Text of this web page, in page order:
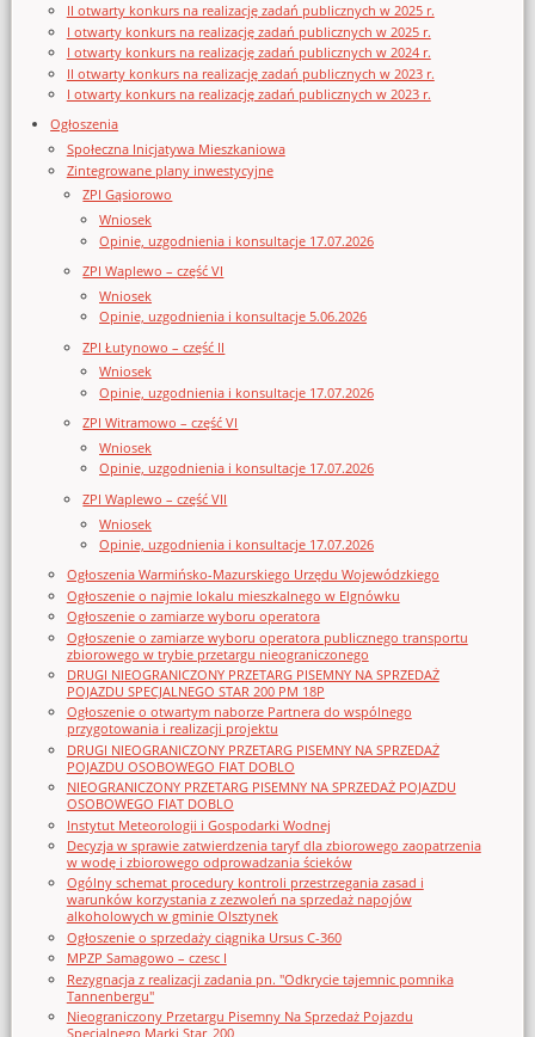
II otwarty konkurs na realizację zadań publicznych w 2025 r.
I otwarty konkurs na realizację zadań publicznych w 2025 r.
I otwarty konkurs na realizację zadań publicznych w 2024 r.
II otwarty konkurs na realizację zadań publicznych w 2023 r.
I otwarty konkurs na realizację zadań publicznych w 2023 r.
Ogłoszenia
Społeczna Inicjatywa Mieszkaniowa
Zintegrowane plany inwestycyjne
ZPI Gąsiorowo
Wniosek
Opinie, uzgodnienia i konsultacje 17.07.2026
ZPI Waplewo – część VI
Wniosek
Opinie, uzgodnienia i konsultacje 5.06.2026
ZPI Łutynowo – część II
Wniosek
Opinie, uzgodnienia i konsultacje 17.07.2026
ZPI Witramowo – część VI
Wniosek
Opinie, uzgodnienia i konsultacje 17.07.2026
ZPI Waplewo – część VII
Wniosek
Opinie, uzgodnienia i konsultacje 17.07.2026
Ogłoszenia Warmińsko-Mazurskiego Urzędu Wojewódzkiego
Ogłoszenie o najmie lokalu mieszkalnego w Elgnówku
Ogłoszenie o zamiarze wyboru operatora
Ogłoszenie o zamiarze wyboru operatora publicznego transportu
zbiorowego w trybie przetargu nieograniczonego
DRUGI NIEOGRANICZONY PRZETARG PISEMNY NA SPRZEDAŻ
POJAZDU SPECJALNEGO STAR 200 PM 18P
Ogłoszenie o otwartym naborze Partnera do wspólnego
przygotowania i realizacji projektu
DRUGI NIEOGRANICZONY PRZETARG PISEMNY NA SPRZEDAŻ
POJAZDU OSOBOWEGO FIAT DOBLO
NIEOGRANICZONY PRZETARG PISEMNY NA SPRZEDAŻ POJAZDU
OSOBOWEGO FIAT DOBLO
Instytut Meteorologii i Gospodarki Wodnej
Decyzja w sprawie zatwierdzenia taryf dla zbiorowego zaopatrzenia
w wodę i zbiorowego odprowadzania ścieków
Ogólny schemat procedury kontroli przestrzegania zasad i
warunków korzystania z zezwoleń na sprzedaż napojów
alkoholowych w gminie Olsztynek
Ogłoszenie o sprzedaży ciągnika Ursus C-360
MPZP Samagowo – czesc I
Rezygnacja z realizacji zadania pn. "Odkrycie tajemnic pomnika
Tannenbergu"
Nieograniczony Przetargu Pisemny Na Sprzedaż Pojazdu
Specjalnego Marki Star_200